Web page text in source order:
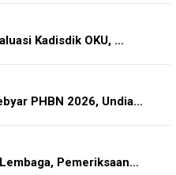
Kadisdik OKU, …
PHBN 2026, Undia…
Pemeriksaan…